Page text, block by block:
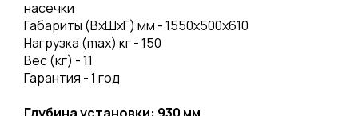
насечки
Габариты (ВхШхГ) мм - 1550х500х610
Нагрузка (mах) кг - 150
Вес (кг) - 11
Гарантия - 1 год